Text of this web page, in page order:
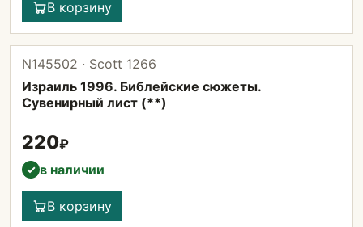
В корзину
N145502 · Scott 1266
Израиль 1996. Библейские сюжеты.
Сувенирный лист (**)
220₽
✓ в наличии
В корзину